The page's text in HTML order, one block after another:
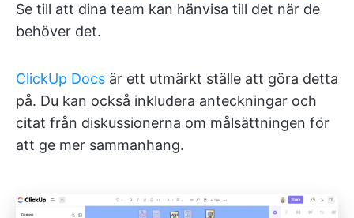
Se till att dina team kan hänvisa till det när de
behöver det.
ClickUp Docs är ett utmärkt ställe att göra detta
på. Du kan också inkludera anteckningar och
citat från diskussionerna om målsättningen för
att ge mer sammanhang.